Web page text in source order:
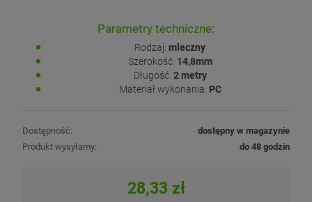
Parametry techniczne:
Rodzaj: mleczny
Szerokość: 14,8mm
Długość: 2 metry
Materiał wykonania: PC
Dostępność:
dostępny w magazynie
Produkt wysyłamy:
do 48 godzin
28,33 zł